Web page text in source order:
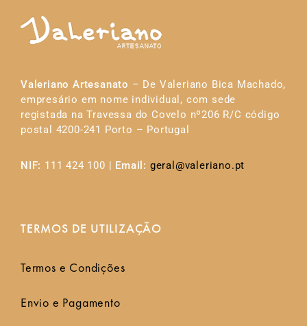
Valeriano Artesanato – De Valeriano Bica Machado,
empresário em nome individual, com sede
registada na Travessa do Covelo nº206 R/C código
postal 4200-241 Porto – Portugal
NIF: 111 424 100 | Email: geral@valeriano.pt
TERMOS DE UTILIZAÇÃO
Termos e Condições
Envio e Pagamento